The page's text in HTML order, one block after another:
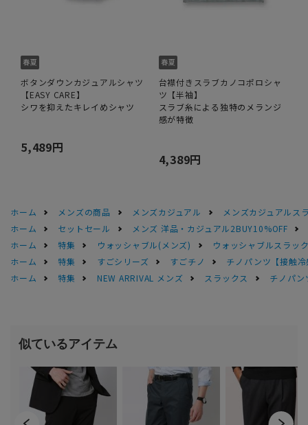
ボタンダウンカジュアルシャツ
【EASY CARE】
シワを抑えたキレイめシャツ
5,489円
台襟付きスラブカノコポロシャ
ツ【半袖】
スラブ糸による独特のメランジ
感が特徴
4,389円
ホーム メンズの商品 メンズカジュアル
メンズカジュアルス
ホーム
セットセール
メンズ 洋品・カジュアル2BUY10%OFF
ホーム
特集 ウォッシャブル(メンズ)
ウォッシャブルスラッ
ホーム
特集 すごシリーズ すごチノ
チノパンツ【接触
ホーム
特集 NEW ARRIVAL メンズ スラックス チノパン